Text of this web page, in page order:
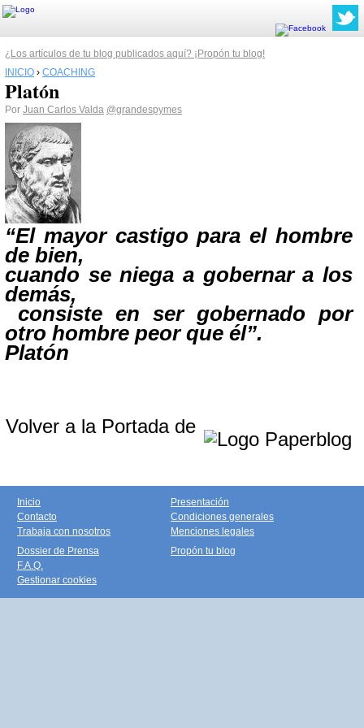
¿Los artículos de tu blog publicados aquí? ¡Propón tu blog!
INICIO › COACHING
Platón
Por Juan Carlos Valda @grandespymes
“El mayor castigo para el hombre
de bien,
cuando se niega a gobernar a los
demás,
consiste en ser gobernado por
otro hombre peor que él”.
Platón
Volver a la Portada de
Inicio
Contacto
Trabaja con nosotros
Presentación
Condiciones generales
Menciones legales
Dossier de Prensa
F.A.Q.
Gestionar cookies
Propón tu blog